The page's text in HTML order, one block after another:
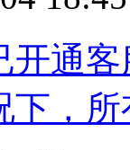
开通
下，